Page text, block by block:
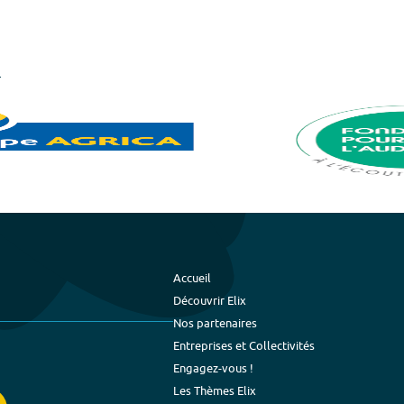
Accueil
Découvrir Elix
Nos partenaires
Entreprises et Collectivités
Engagez-vous !
Les Thèmes Elix